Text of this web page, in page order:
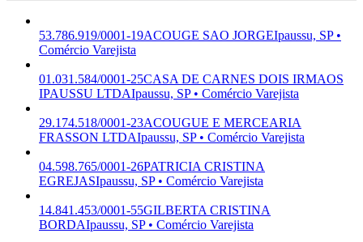
53.786.919/0001-19ACOUGE SAO JORGEIpaussu, SP •
Comércio Varejista
01.031.584/0001-25CASA DE CARNES DOIS IRMAOS
IPAUSSU LTDAIpaussu, SP • Comércio Varejista
29.174.518/0001-23ACOUGUE E MERCEARIA
FRASSON LTDAIpaussu, SP • Comércio Varejista
04.598.765/0001-26PATRICIA CRISTINA
EGREJASIpaussu, SP • Comércio Varejista
14.841.453/0001-55GILBERTA CRISTINA
BORDAIpaussu, SP • Comércio Varejista